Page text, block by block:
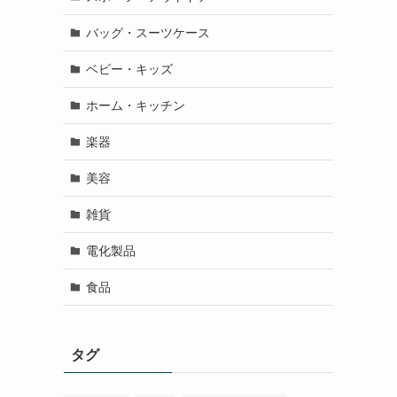
バッグ・スーツケース
ベビー・キッズ
ホーム・キッチン
楽器
美容
雑貨
電化製品
食品
タグ